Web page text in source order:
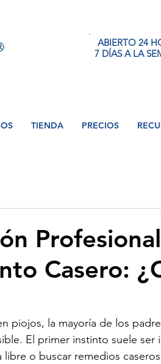
ABIERTO 24
7 DÍAS A LA
TIENDA PRECIOS
Casero:
piojos, la mayoría de los
El primer instinto suele ser
o buscar remedios